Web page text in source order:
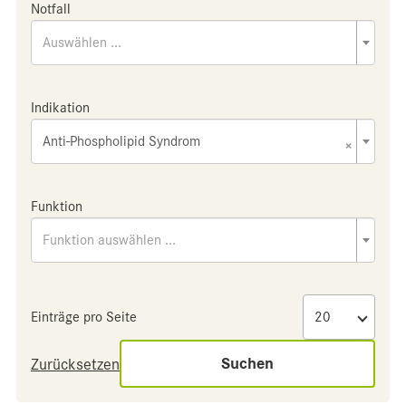
Notfall
Auswählen ...
Indikation
×
Anti-Phospholipid Syndrom
Funktion
Funktion auswählen ...
Einträge pro Seite
Zurücksetzen Suchen